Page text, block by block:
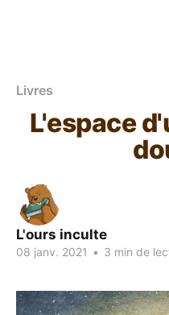
Livres
L'espace
L'ours inculte
08 janv. 2021 • 3 min de